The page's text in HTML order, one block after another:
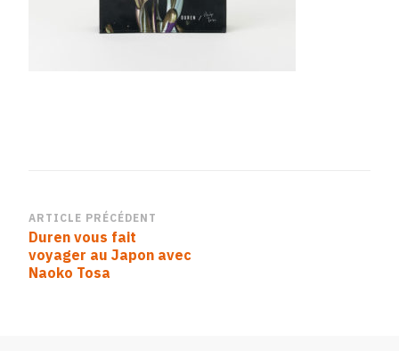
Navigation
d’article
ARTICLE PRÉCÉDENT
Duren vous fait
voyager au Japon avec
Naoko Tosa